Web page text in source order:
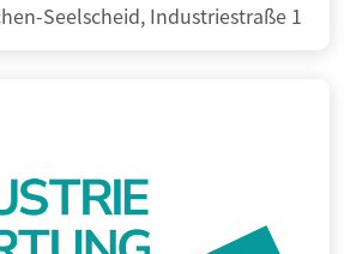
Seelscheid, Industriestraße 1